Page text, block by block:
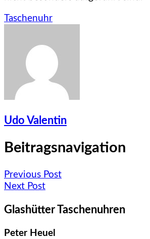
Taschenuhr
Udo Valentin
Beitragsnavigation
Previous Post
Next Post
Glashütter Taschenuhren
Peter Heuel